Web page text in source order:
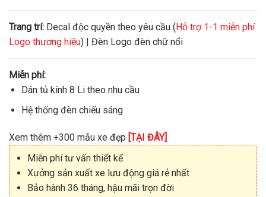
Trang trí: Decal độc quyền theo yêu cầu (Hỗ trợ 1-1 miễn phí
Logo thương hiệu) | Đèn Logo đèn chữ nổi
Miễn phí:
Dán tủ kính 8 Li theo nhu cầu
Hệ thống đèn chiếu sáng
Xem thêm +300 mẫu xe đẹp [TẠI ĐÂY]
Miễn phí tư vấn thiết kế
Xưởng sản xuất xe lưu động giá rẻ nhất
Bảo hành 36 tháng, hậu mãi trọn đời